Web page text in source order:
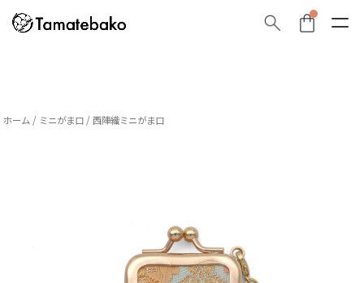
ホーム / ミニがま口 / 西陣織ミニがま口